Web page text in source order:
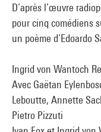
D’après l’œuvre
pour cinq comédiens
un poème d’Edoardo
Ingrid von Wantoch
Avec Gaëtan
Leboutte, Annette
Pietro Pizzuti